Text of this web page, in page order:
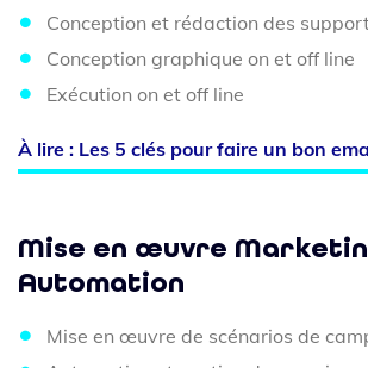
Conception et rédaction des
Conception graphique on et off line
Exécution on et off line
À lire : Les 5 clés pour faire un bon
Mise en œuvre
Automation
Mise en œuvre de scénarios de